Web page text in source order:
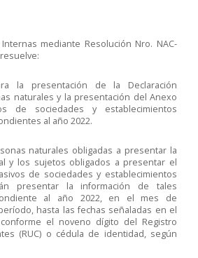
mediante Resolución Nro. NAC-
resuelve:
la presentación de la Declaración
naturales y la presentación del Anexo
de sociedades y establecimientos
al año 2022.
naturales obligadas a presentar la
y los sujetos obligados a presentar el
de sociedades y establecimientos
presentar la información de tales
al año 2022, en el mes de
hasta las fechas señaladas en el
el noveno dígito del Registro
(RUC) o cédula de identidad, según